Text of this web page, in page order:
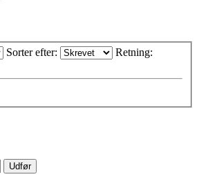
Sorter efter: Retning: